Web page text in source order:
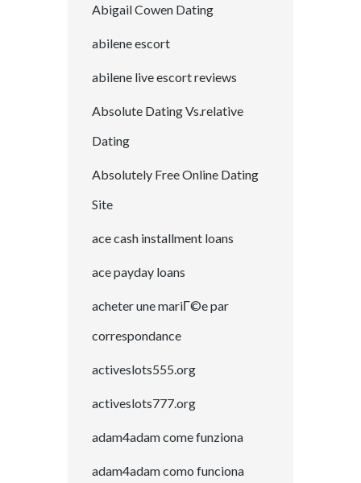
Abigail Cowen Dating
abilene escort
abilene live escort reviews
Absolute Dating Vs.relative
Dating
Absolutely Free Online Dating
Site
ace cash installment loans
ace payday loans
acheter une mariГ©e par
correspondance
activeslots555.org
activeslots777.org
adam4adam come funziona
adam4adam como funciona